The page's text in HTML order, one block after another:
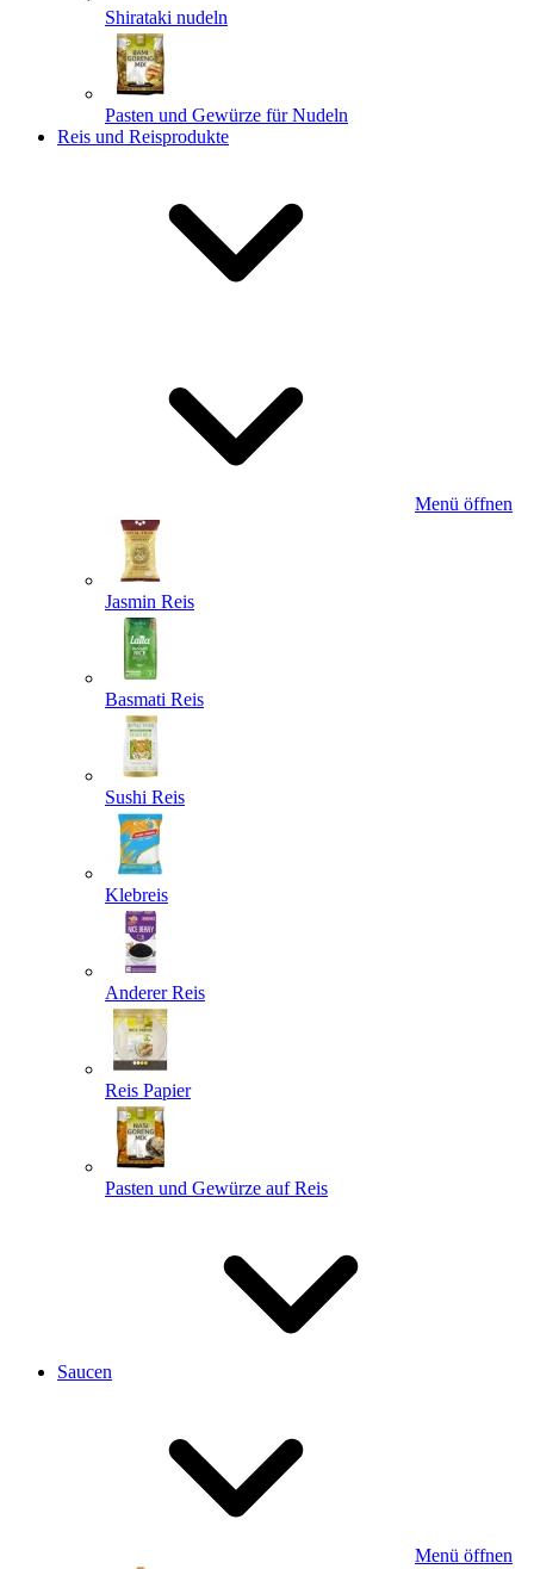
Shirataki nudeln
Pasten und Gewürze für Nudeln
Reis und Reisprodukte
Menü öffnen
Jasmin Reis
Basmati Reis
Sushi Reis
Klebreis
Anderer Reis
Reis Papier
Pasten und Gewürze auf Reis
Saucen
Menü öffnen